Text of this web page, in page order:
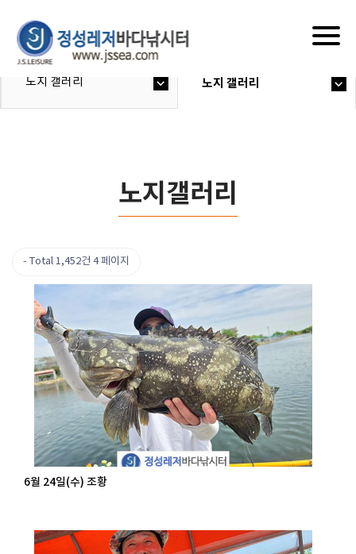
노지 갤러리 노지 갤러리
노지갤러리
Total 1,452건 4 페이지
6월 24일(수) 조황